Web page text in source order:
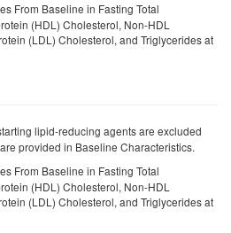
From Baseline in Fasting Total
(HDL) Cholesterol, Non-HDL
(LDL) Cholesterol, and Triglycerides at
lipid-reducing agents are excluded
provided in Baseline Characteristics.
From Baseline in Fasting Total
(HDL) Cholesterol, Non-HDL
(LDL) Cholesterol, and Triglycerides at